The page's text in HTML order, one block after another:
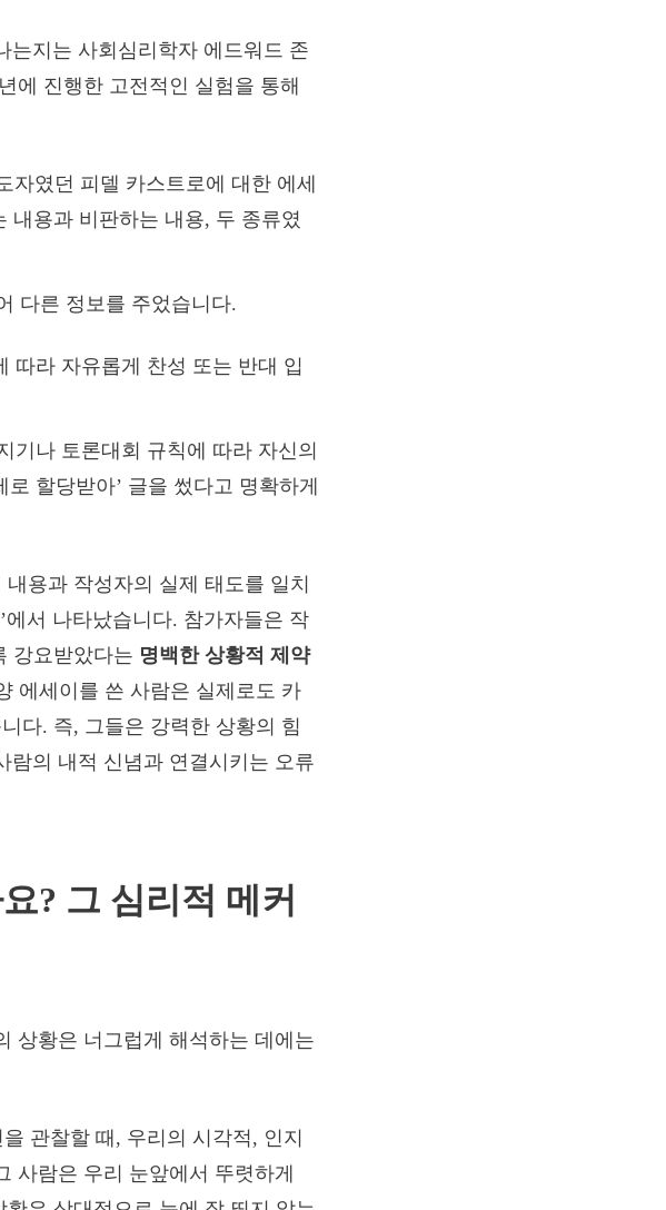
는지는 사회심리학자 에드워드 존
에 진행한 고전적인 실험을 통해
였던 피델 카스트로에 대한 에세
내용과 비판하는 내용, 두 종류였
다른 정보를 주었습니다.
따라 자유롭게 찬성 또는 반대 입
기나 토론대회 규칙에 따라 자신의
할당받아’ 글을 썼다고 명확하게
용과 작성자의 실제 태도를 일치
서 나타났습니다. 참가자들은 작
강요받았다는 명백한 상황적 제약
에세이를 쓴 사람은 실제로도 카
다. 즉, 그들은 강력한 상황의 힘
람의 내적 신념과 연결시키는 오류
? 그 심리적 메커
상황은 너그럽게 해석하는 데에는
관찰할 때, 우리의 시각적, 인지
사람은 우리 눈앞에서 뚜렷하게